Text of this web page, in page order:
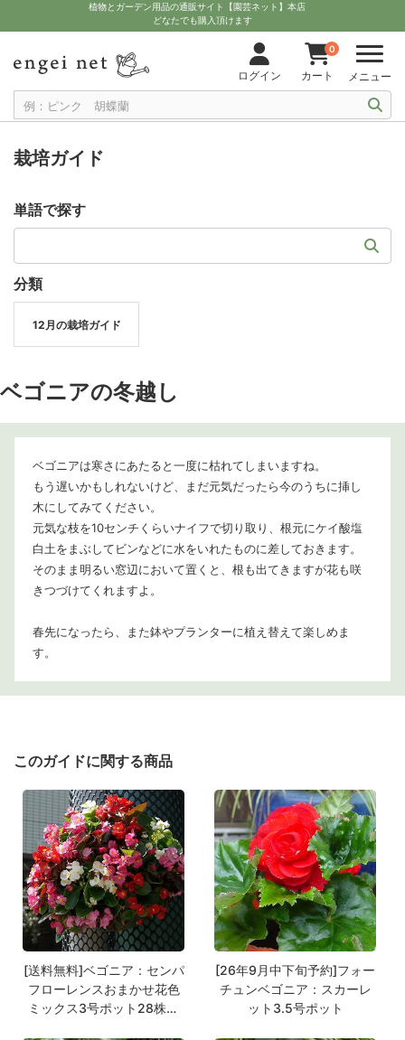
植物とガーデン用品の通販サイト【園芸ネット】本店
どなたでも購入頂けます
ログイン
0
カート メニュー
栽培ガイド
単語で探す
分類
12月の栽培ガイド
ベゴニアの冬越し
ベゴニアは寒さにあたると一度に枯れてしまいますね。
もう遅いかもしれないけど、まだ元気だったら今のうちに挿し
木にしてみてください。
元気な枝を10センチくらいナイフで切り取り、根元にケイ酸塩
白土をまぶしてビンなどに水をいれたものに差しておきます。
そのまま明るい窓辺において置くと、根も出てきますが花も咲
きつづけてくれますよ。
春先になったら、また鉢やプランターに植え替えて楽しめま
す。
このガイドに関する商品
[送料無料]ベゴニア：センパ
フローレンスおまかせ花色
ミックス3号ポット28株セ
[26年9月中下旬予約]フォー
チュンベゴニア：スカーレ
ット3.5号ポット